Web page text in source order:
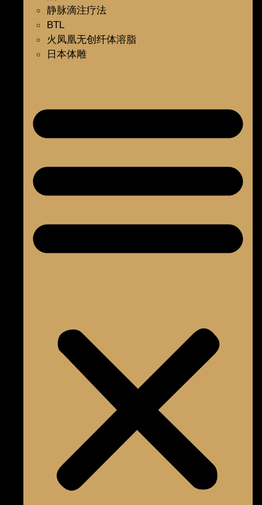
静脉滴注疗法
BTL
火凤凰无创纤体溶脂
日本体雕